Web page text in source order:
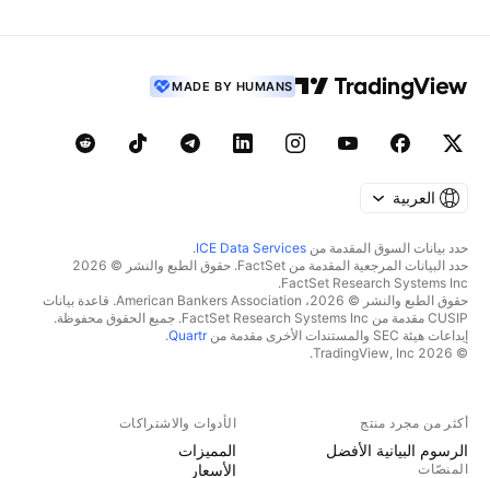
MADE BY HUMANS
العربية
حدد بيانات السوق المقدمة من ICE Data Services
.
حدد البيانات المرجعية المقدمة من FactSet. حقوق الطبع والنشر © 2026
FactSet Research Systems Inc.
حقوق الطبع والنشر © 2026، American Bankers Association. قاعدة بيانات
CUSIP مقدمة من FactSet Research Systems Inc. جميع الحقوق محفوظة.
إيداعات هيئة SEC والمستندات الأخرى مقدمة من
Quartr
.
© 2026 TradingView, Inc.
أكثر من مجرد منتج
الرسوم البيانية الأفضل
المنصّات
الأدوات والاشتراكات
المميزات
الأسعار